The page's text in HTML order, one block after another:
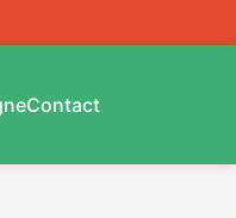
Contact